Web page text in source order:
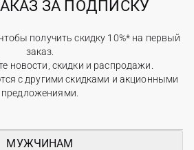
ЗА ПОДПИСКУ
получить скидку 10%* на первый
заказ.
новости, скидки и распродажи.
с другими скидками и акционными
предложениями.
МУЖЧИНАМ